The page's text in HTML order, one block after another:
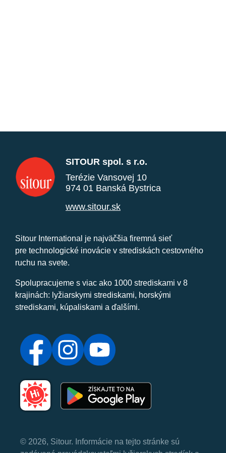
SITOUR spol. s r.o.
Terézie Vansovej 10
974 01 Banská Bystrica
www.sitour.sk
Sitour International je najväčšia firemná sieť
pre technologické inovácie v strediskách cestovného
ruchu na svete.
Spolupracujeme s viac ako 1000 strediskami v 8
krajinách: lyžiarskymi strediskami, horskými
strediskami, kúpaliskami a ďalšími.
© 2026, Sitour. Informácie na tejto stránke sú